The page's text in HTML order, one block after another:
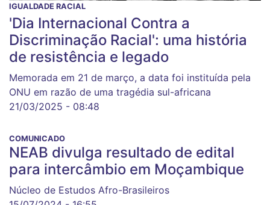
IGUALDADE RACIAL
'Dia Internacional Contra a
Discriminação Racial': uma história
de resistência e legado
Memorada em 21 de março, a data foi instituída pela
ONU em razão de uma tragédia sul-africana
21/03/2025 - 08:48
COMUNICADO
NEAB divulga resultado de edital
para intercâmbio em Moçambique
Núcleo de Estudos Afro-Brasileiros